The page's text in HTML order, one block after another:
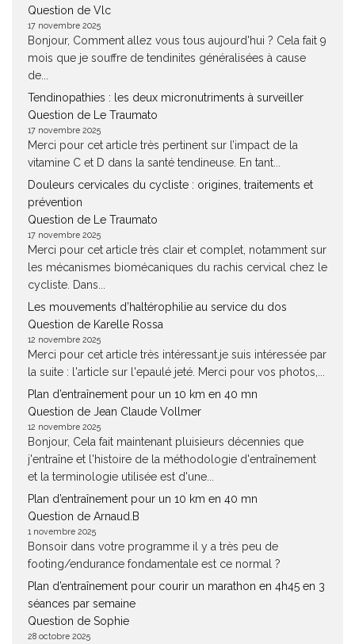
Question de Vlc
17 novembre 2025
Bonjour, Comment allez vous tous aujourd'hui ? Cela fait 9
mois que je souffre de tendinites généralisées à cause
de...
Tendinopathies : les deux micronutriments à surveiller
Question de Le Traumato
17 novembre 2025
Merci pour cet article très pertinent sur l’impact de la
vitamine C et D dans la santé tendineuse. En tant...
Douleurs cervicales du cycliste : origines, traitements et
prévention
Question de Le Traumato
17 novembre 2025
Merci pour cet article très clair et complet, notamment sur
les mécanismes biomécaniques du rachis cervical chez le
cycliste. Dans...
Les mouvements d’haltérophilie au service du dos
Question de Karelle Rossa
12 novembre 2025
Merci pour cet article très intéressant.je suis intéressée par
la suite : l'article sur l'epaulé jeté. Merci pour vos photos,...
Plan d’entraînement pour un 10 km en 40 mn
Question de Jean Claude Vollmer
12 novembre 2025
Bonjour, Cela fait maintenant pluisieurs décennies que
j'entraîne et l'histoire de la méthodologie d'entraînement
et la terminologie utilisée est d'une...
Plan d’entraînement pour un 10 km en 40 mn
Question de Arnaud.B
1 novembre 2025
Bonsoir dans votre programme il y a très peu de
footing/endurance fondamentale est ce normal ?
Plan d’entraînement pour courir un marathon en 4h45 en 3
séances par semaine
Question de Sophie
28 octobre 2025